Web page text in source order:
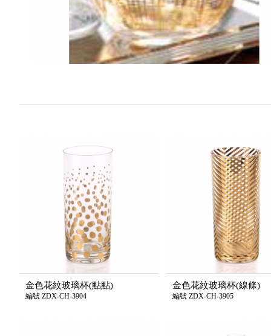
金色花紋玻璃杯(點點)
編號 ZDX-CH-3904
金色花紋玻璃杯(線條)
編號 ZDX-CH-3905